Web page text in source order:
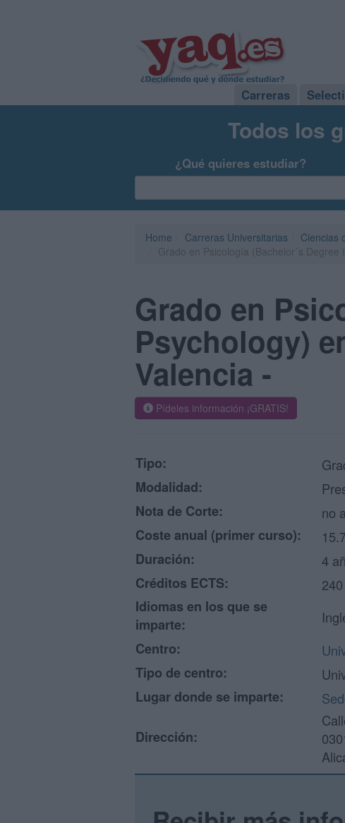
Carreras
Todos los
¿Qué quieres estudiar?
Home Carreras Universitarias Ciencias
Grado en
Psychology)
Valencia -
Pídeles información ¡GRATIS!
Tipo:
Modalidad:
Nota de Corte:
no
Coste anual (primer curso):
Duración:
4
Créditos ECTS:
240
Idiomas en los que se
imparte:
Centro:
Tipo de centro:
Lugar donde se imparte:
Dirección: